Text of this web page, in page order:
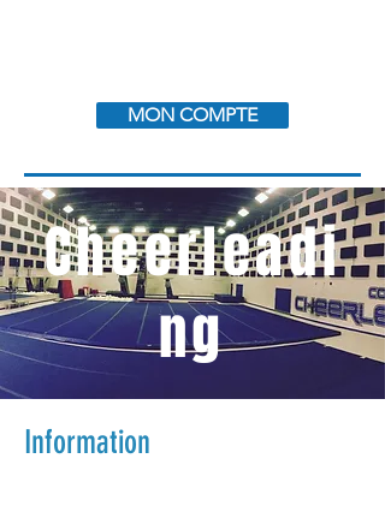
MON COMPTE
Cheerleadi
ng
Information